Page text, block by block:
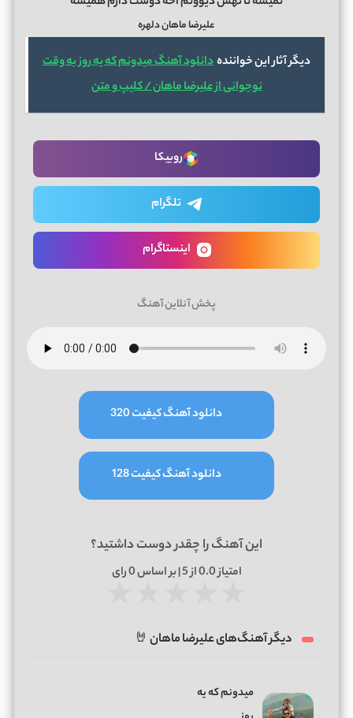
علیرضا ماهان دلهره
دیگر آثار این خوانندهدانلود آهنگ میدونم که یه روز به وقت
نوجوانی از علیرضا ماهان / کلیپ و متن
روبیکا
تلگرام
اینستاگرام
پخش آنلاین آهنگ
دانلود آهنگ کیفیت 320
دانلود آهنگ کیفیت 128
این آهنگ را چقدر دوست داشتید؟
امتیاز0.0از 5 | بر اساس 0رای
دیگر آهنگ‌های علیرضا ماهان 🤘
میدونم که یه